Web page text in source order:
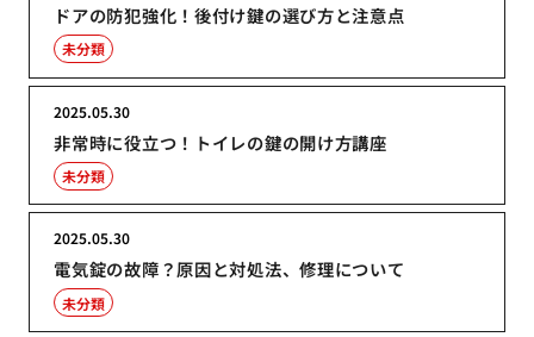
ドアの防犯強化！後付け鍵の選び方と注意点
未分類
非常時に役立つ！トイレの鍵の開け方講座
2025.05.30
未分類
電気錠の故障？原因と対処法、修理について
2025.05.30
未分類